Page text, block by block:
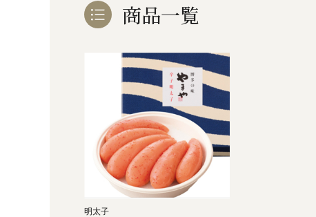
商品一覧
明太子